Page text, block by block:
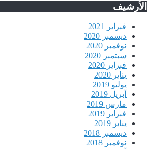
الأرشيف
فبراير 2021
ديسمبر 2020
نوفمبر 2020
سبتمبر 2020
فبراير 2020
يناير 2020
يوليو 2019
أبريل 2019
مارس 2019
فبراير 2019
يناير 2019
ديسمبر 2018
نوفمبر 2018